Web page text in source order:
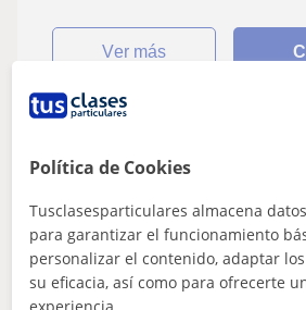
ver más
€
Jesus
Córdoba
Política de Cookies
Tusclasesparticulares almacena
para garantizar el funcionamiento
personalizar el contenido, adaptar
su eficacia, así como para ofrecerte
experiencia.